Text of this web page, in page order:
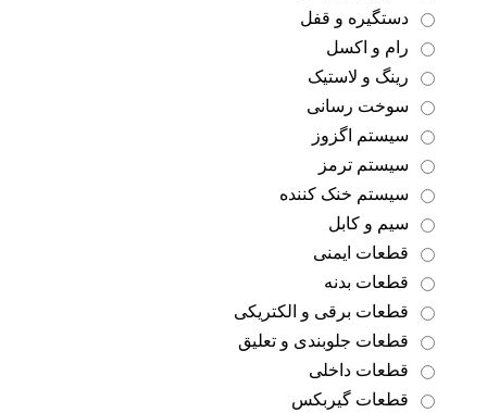
دستگیره و قفل
رام و اکسل
رینگ و لاستیک
سوخت رسانی
سیستم اگزوز
سیستم ترمز
سیستم خنک کننده
سیم و کابل
قطعات ایمنی
قطعات بدنه
قطعات برقی و الکتریکی
قطعات جلوبندی و تعلیق
قطعات داخلی
قطعات گیربکس